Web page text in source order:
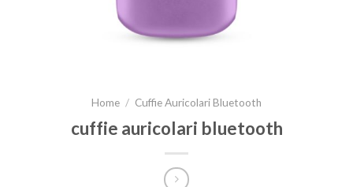
Home / Cuffie Auricolari Bluetooth
cuffie auricolari bluetooth